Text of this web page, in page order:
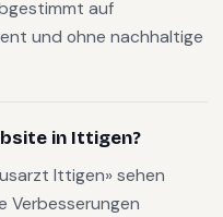
auf
und ohne nachhaltige
in Ittigen?
Ittigen» sehen
Verbesserungen